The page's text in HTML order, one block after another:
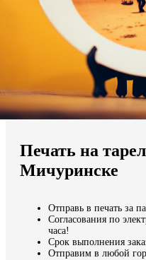
Мы доставляем по всему
Продолжить без города
Печать на
Мичуринске
Отправь в печать за
Согласования по
часа!
Срок выполнения
Отправим в любой